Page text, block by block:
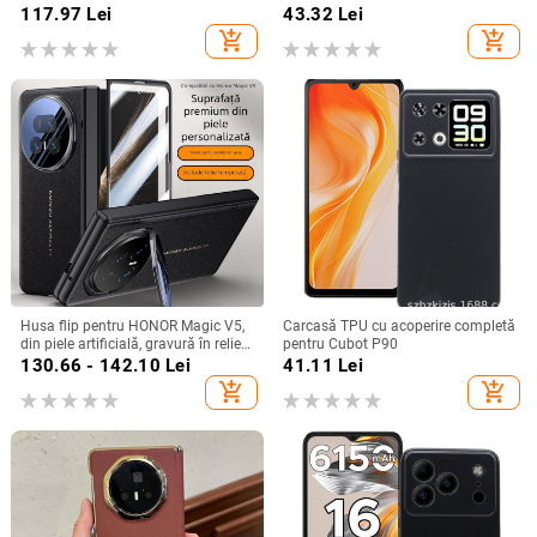
central, acoperire completă a
electroplacare, protecție anti-cădere
117.97 Lei
add_shopping_cart
11/12/14/15/16/17 Pro Max,
protecție împotriva căderilor, anti-
amprente
43.32 Lei
add_shopping_cart
Husa flip pentru HONOR Magic V5,
din piele artificială, gravură în relief,
stil Ins, anti-cadere
130.66 - 142.10 Lei
add_shopping_cart
Carcasă TPU cu acoperire completă
pentru Cubot P90
41.11 Lei
add_shopping_cart